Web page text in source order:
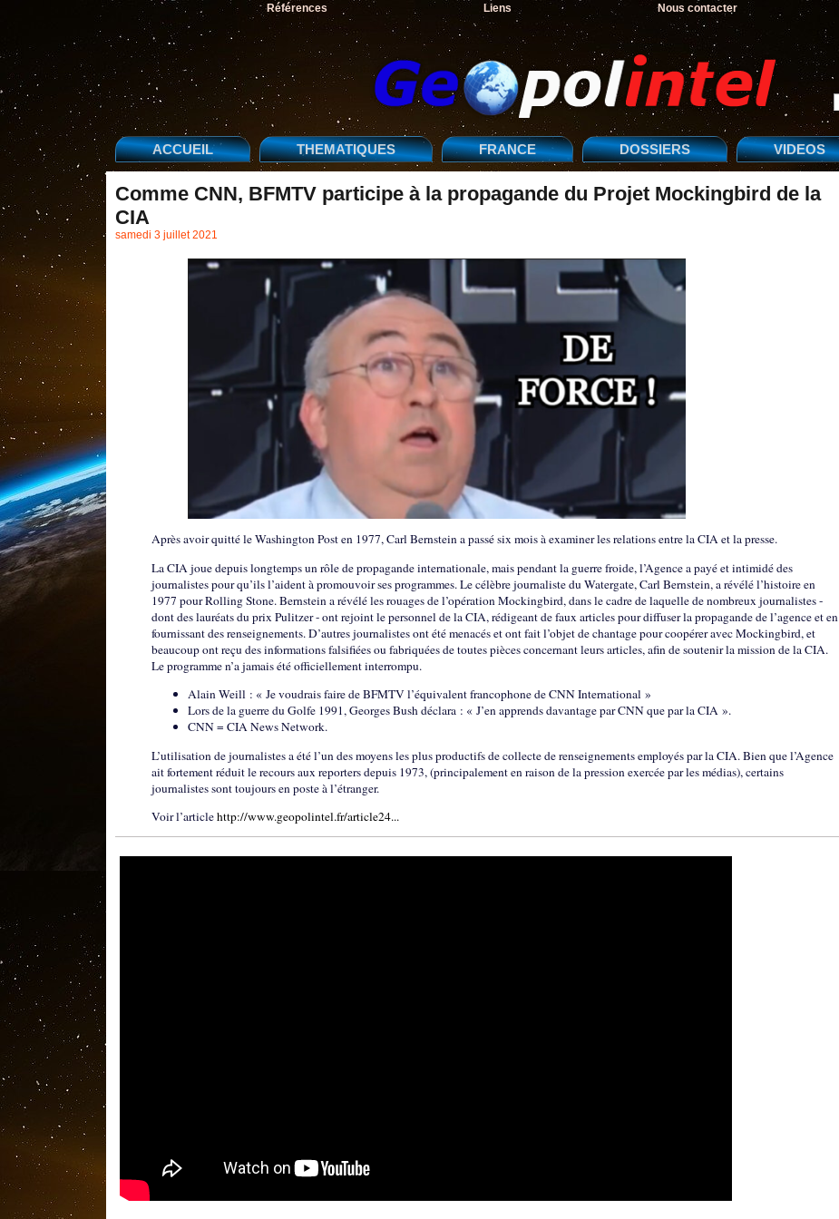
Références Liens Nous contacter
ACCUEIL THEMATIQUES FRANCE DOSSIERS VIDEOS
Comme CNN, BFMTV participe à la propagande du Projet Mockingbird de la
CIA
samedi 3 juillet 2021
Après avoir quitté le Washington Post en 1977, Carl Bernstein a passé six mois à examiner les relations entre la CIA et la presse.
La CIA joue depuis longtemps un rôle de propagande internationale, mais pendant la guerre froide, l’Agence a payé et intimidé des
journalistes pour qu’ils l’aident à promouvoir ses programmes. Le célèbre journaliste du Watergate, Carl Bernstein, a révélé l’histoire en
1977 pour Rolling Stone. Bernstein a révélé les rouages de l’opération Mockingbird, dans le cadre de laquelle de nombreux journalistes -
dont des lauréats du prix Pulitzer - ont rejoint le personnel de la CIA, rédigeant de faux articles pour diffuser la propagande de l’agence et en
fournissant des renseignements. D’autres journalistes ont été menacés et ont fait l’objet de chantage pour coopérer avec Mockingbird, et
beaucoup ont reçu des informations falsifiées ou fabriquées de toutes pièces concernant leurs articles, afin de soutenir la mission de la CIA.
Le programme n’a jamais été officiellement interrompu.
Alain Weill : « Je voudrais faire de BFMTV l’équivalent francophone de CNN International »
Lors de la guerre du Golfe 1991, Georges Bush déclara : « J’en apprends davantage par CNN que par la CIA ».
CNN = CIA News Network.
L’utilisation de journalistes a été l’un des moyens les plus productifs de collecte de renseignements employés par la CIA. Bien que l’Agence
ait fortement réduit le recours aux reporters depuis 1973, (principalement en raison de la pression exercée par les médias), certains
journalistes sont toujours en poste à l’étranger.
Voir l’articlehttp://www.geopolintel.fr/article24...